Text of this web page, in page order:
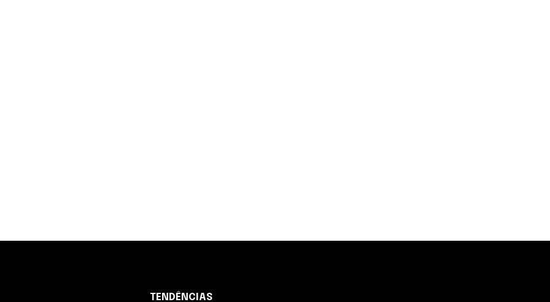
TENDÊNCIAS